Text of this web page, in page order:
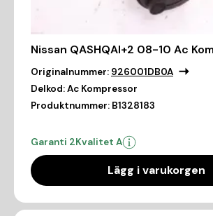
Nissan QASHQAI+2 08-10 Ac
Originalnummer: 926001DB0A
Delkod:Ac Kompressor
Produktnummer: B1328183
Garanti 2Kvalitet A
Lägg i varukorgen